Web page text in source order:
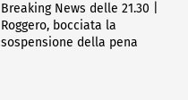
Breaking News delle 21.30 |
Roggero, bocciata la
sospensione della pena